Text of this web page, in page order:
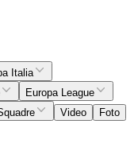
Italia
Europa League
Video
Foto